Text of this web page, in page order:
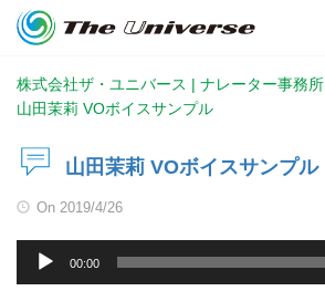
株式会社ザ・ユニバース | ナレーター事務所
山田茉莉 VOボイスサンプル
山田茉莉 VOボイスサンプル
On 2019/4/26
声
00:00